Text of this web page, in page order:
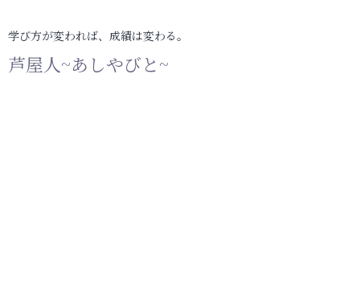
学び方が変われば、成績は変わる。
芦屋人~あしやびと~